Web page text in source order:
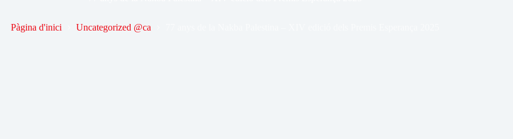
Pàgina d'inici Uncategorized @ca